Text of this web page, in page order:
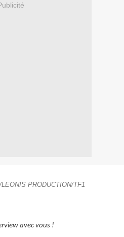
PRODUCTION/TF1
avec vous !